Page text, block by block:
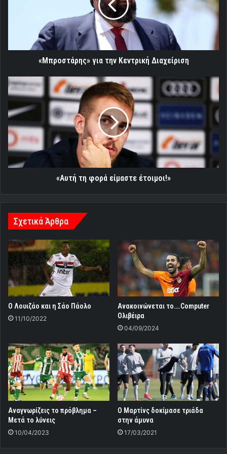
«Μπροστάρης» για την Κεντρική Διαχείριση
«Αυτή
τη
φορά
είμαστε
έτοιμοι!»
«Αυτή τη φορά είμαστε έτοιμοι!»
Σχετικά Άρθρα
Ο Λουιζάο και η Σάο Πάολο
11/10/2022
Aνακοινώνεται το….Computer
Ολιβέιρα
04/09/2024
Αναγνωρίζεις το πρόβλημα –
Μετά το λύνεις
10/04/2023
Ο Μαρτίνς δοκίμασε τριάδα
στην άμυνα
17/03/2021